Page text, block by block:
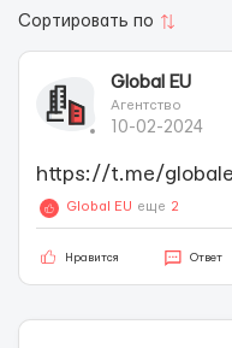
Сортировать по
Global EU
Агентство
10-02-2024
https://t.me/
Global EU еще 2
Нравится Ответ